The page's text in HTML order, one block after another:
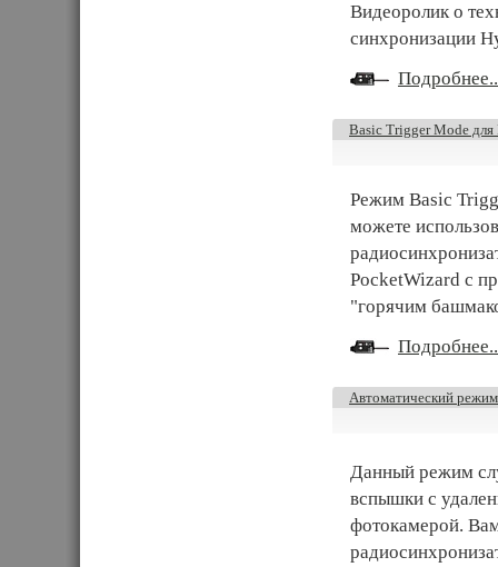
Видеоролик о
синхронизации
Basic Trigger Mode
Режим Basic
можете
PocketWizard с
"горячим
Автоматический
Данный режим
вспышки с
фотокамерой.